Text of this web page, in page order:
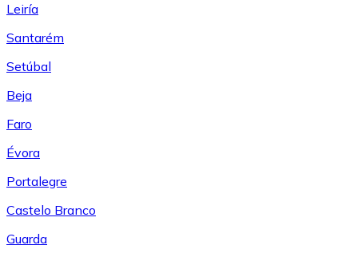
Leiría
Santarém
Setúbal
Beja
Faro
Évora
Portalegre
Castelo Branco
Guarda